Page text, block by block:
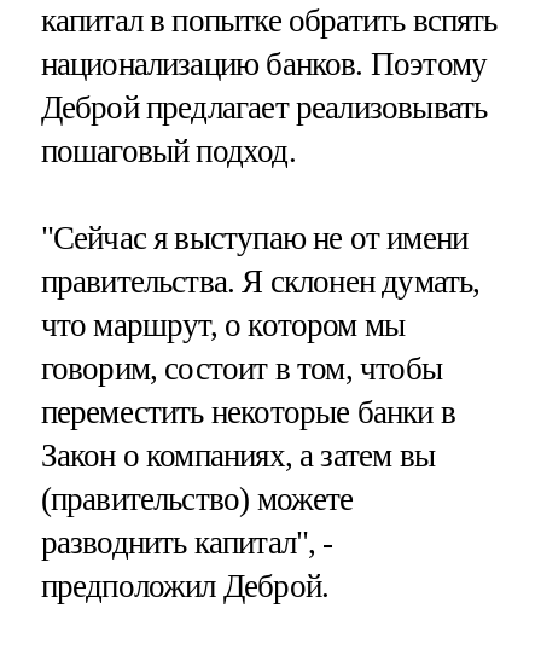
капитал в попытке обратить вспять
национализацию банков. Поэтому
Деброй предлагает реализовывать
пошаговый подход.
"Сейчас я выступаю не от имени
правительства. Я склонен думать,
что маршрут, о котором мы
говорим, состоит в том, чтобы
переместить некоторые банки в
Закон о компаниях, а затем вы
(правительство) можете
разводнить капитал", -
предположил Деброй.